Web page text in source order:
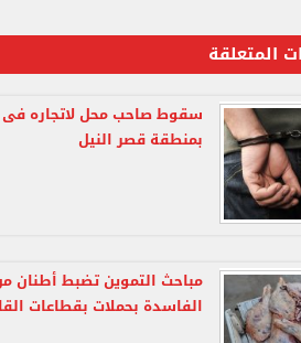
المتعلقة
سقوط صاحب محل لاتجاره فى
بمنطقة قصر النيل
مباحث التموين تضبط أطنان
الفاسدة بحملات بقطاعات